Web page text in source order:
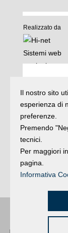
Realizzato da
Articoli
e
Iscrivitialla
é
Rimini
Il nostro sito
esperienza di
preferenze.
Premendo
tecnici.
Per maggiori
pagina.
Informativa